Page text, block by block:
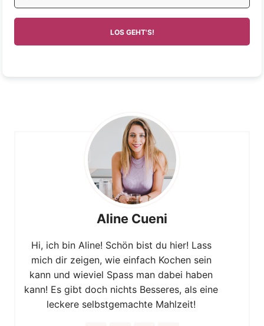
LOS GEHT'S!
Aline Cueni
Hi, ich bin Aline! Schön bist du hier! Lass
mich dir zeigen, wie einfach Kochen sein
kann und wieviel Spass man dabei haben
kann! Es gibt doch nichts Besseres, als eine
leckere selbstgemachte Mahlzeit!